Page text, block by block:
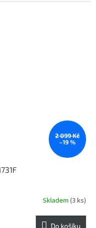
2 099 Kč
–19 %
Skladem (3 ks)
Do košíku